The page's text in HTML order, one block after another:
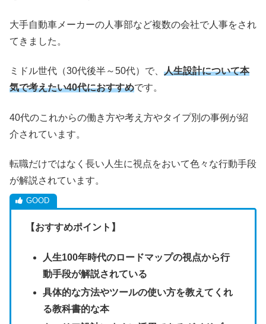
大手自動車メーカーの人事部など複数の会社で人事をされ
てきました。
ミドル世代（30代後半～50代）で、 人生設計について本
気で考えたい40代におすすめです。
40代のこれからの働き方や考え方やタイプ別の事例が紹
介されています。
転職だけではなく長い人生に視点をおいて色々な行動手段
が解説されています。
【おすすめポイント】
人生100年時代のロードマップの視点から行
動手段が解説されている
具体的な方法やツールの使い方を教えてくれ
る教科書的な本